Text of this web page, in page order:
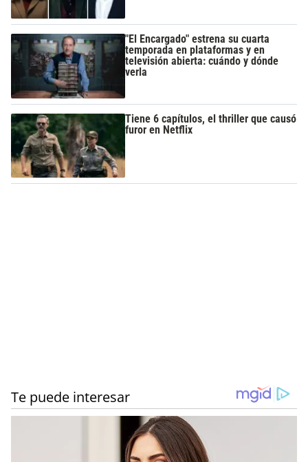
"El Encargado" estrena su cuarta
temporada en plataformas y en
televisión abierta: cuándo y dónde
verla
Tiene 6 capítulos, el thriller que causó
furor en Netflix